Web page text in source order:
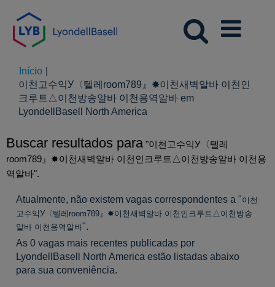
Início
이천고수익У〈텔레room789』✸이천새벽알바 이천인
크루트△이천방송알바 이천용역알바 em
LyondellBasell North America
Buscar resultados para "이천고수익У〈텔레
room789』✸이천새벽알바 이천인크루트△이천방송알바 이천용
역알바".
Atualmente, não existem vagas correspondentes a "이천
고수익У〈텔레room789』✸이천새벽알바 이천인크루트△이천방송
알바 이천용역알바".
As 0 vagas mais recentes publicadas por
LyondellBasell North America estão listadas abaixo
para sua conveniência.